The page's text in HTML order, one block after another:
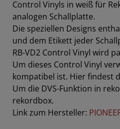
Control Vinyls in weiß für
analogen Schallplatte.
Die speziellen Designs
und dem Etikett jeder
RB-VD2 Control Vinyl wird
Um dieses Control Vinyl
kompatibel ist. Hier findest
Um die DVS-Funktion in
rekordbox.
Link zum Hersteller: